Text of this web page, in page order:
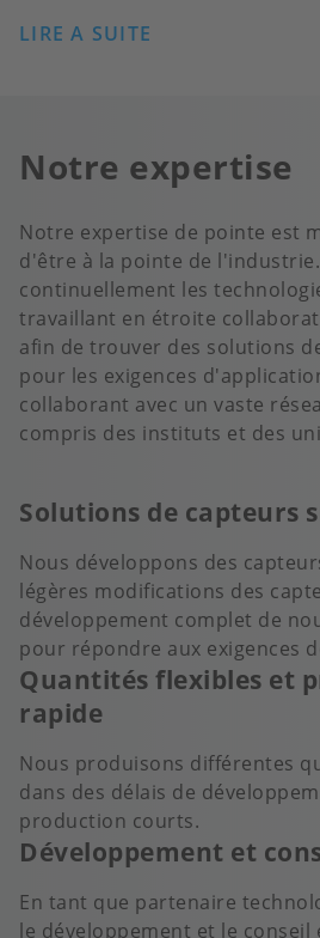
LIRE A SUITE
Notre expertise
Notre expertise de pointe est
d'être à la pointe de
continuellement les
travaillant en étroite
afin de trouver des solutions
pour les exigences
collaborant avec un vaste
compris des instituts et des
Solutions de capteurs
Nous développons des
légères modifications des
développement complet de
pour répondre aux exigences
Quantités flexibles et
rapide
Nous produisons différentes
dans des délais de
production courts.
Développement et
En tant que partenaire
le développement et le conseil